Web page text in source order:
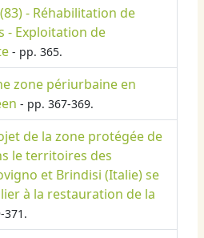
- Réhabilitation de
- Exploitation de
- pp. 365.
zone périurbaine en
- pp. 367-369.
de la zone protégée de
le territoires des
et Brindisi (Italie) se
à la restauration de la
371.